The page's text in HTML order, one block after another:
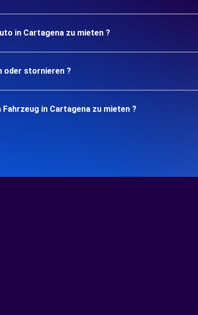
in Cartagena zu mieten ?
oder stornieren ?
in Cartagena zu mieten ?